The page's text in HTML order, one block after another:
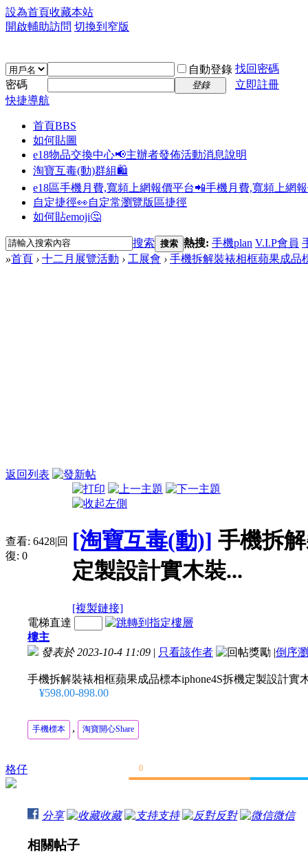
設為首頁收藏本站
開啟輔助訪問 切換到窄版
自動登錄 找回密碼
密碼
登錄
立即註冊
快捷導航
首頁BBS
如何貼圖
e18物品交換中心📢主辦者發佈活動消息說明
淘寶互毒(動)群組🛍️
e18區手機月費,寬頻上網報價平台📲手機月費,寬頻上網
自定捷徑👀自定常瀏覽版區捷徑
如何貼emoji🤔
搜索 搜索 熱搜: 手機plan V.I.P會員
»首頁 › 十二月展覽活動 › 工展會 › 手機拆解裝裱相框蘋果成品
返回列表
查看: 6428|回
復: 0
[淘寶互毒(動)] 手機拆
定製設計實木裝...
[複製鏈接]
格仔
電梯直達
樓主
發表於 2023-10-4 11:09 | 只看該作者 |倒序
手機拆解裝裱相框蘋果成品標本iphone4S拆機定製設計實
¥598.00-898.00
手機標本 , 淘寶開心Share
0
分享 收藏 支持 反對 微信
相關帖子